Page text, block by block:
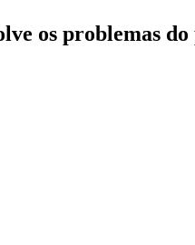
os problemas do